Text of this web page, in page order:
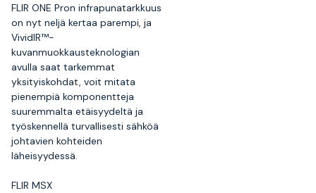
FLIR ONE Pron infrapunatarkkuus
on nyt neljä kertaa parempi, ja
VividIR™-
kuvanmuokkausteknologian
avulla saat tarkemmat
yksityiskohdat, voit mitata
pienempiä komponentteja
suuremmalta etäisyydeltä ja
työskennellä turvallisesti sähköä
johtavien kohteiden
läheisyydessä.
FLIR MSX